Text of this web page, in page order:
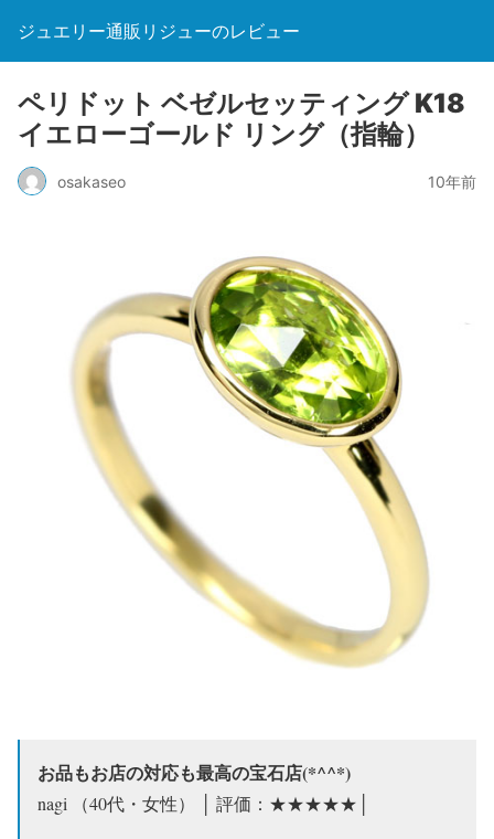
ジュエリー通販リジューのレビュー
ペリドット ベゼルセッティング K18
イエローゴールド リング（指輪）
osakaseo 10年前
お品もお店の対応も最高の宝石店(*^^*)
nagi （40代・女性） │ 評価：★★★★★│